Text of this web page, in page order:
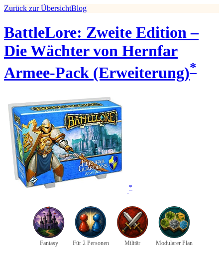
Zurück zur ÜbersichtBlog
BattleLore: Zweite Edition –
Die Wächter von Hernfar
Armee-Pack (Erweiterung)*
*
Fantasy Für 2 Personen Militär Modularer Plan